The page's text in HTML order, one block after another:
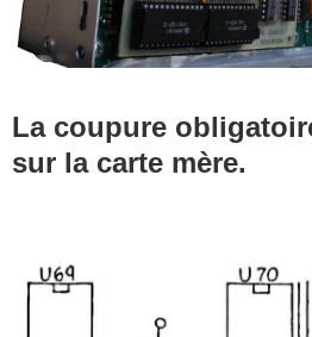
La coupure
sur la carte mère.